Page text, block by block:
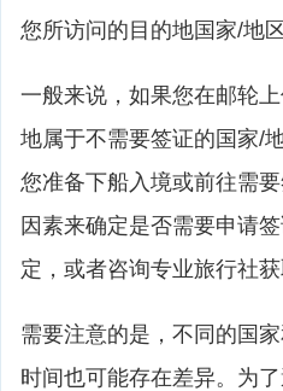
您所访问的目的地国家/地
一般来说，如果您在邮轮
地属于不需要签证的国家/
您准备下船入境或前往需
因素来确定是否需要申请
定，或者咨询专业旅行社获
需要注意的是，不同的国
时间也可能存在差异。为